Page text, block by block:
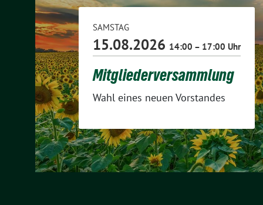
SAMSTAG
15.08.2026 14:00 – 17:00 Uhr
Mitgliederversammlung
Wahl eines neuen Vorstandes